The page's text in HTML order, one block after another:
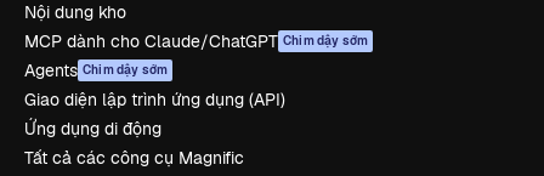
Nội dung kho
MCP dành cho Claude/ChatGPT Chim dậy sớm
Agents Chim dậy sớm
Giao diện lập trình ứng dụng (API)
Ứng dụng di động
Tất cả các công cụ Magnific